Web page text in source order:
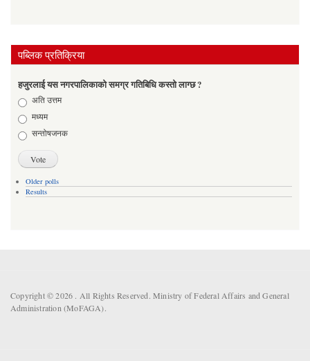
पब्लिक प्रतिक्रिया
हजुरलाई यस नगरपालिकाको समग्र गतिबिधि कस्तो लाग्छ ?
Choicesअति उत्तम
मध्यम
सन्तोषजनक
Older polls
Results
Copyright © 2026 . All Rights Reserved. Ministry of Federal Affairs and General
Administration (MoFAGA).